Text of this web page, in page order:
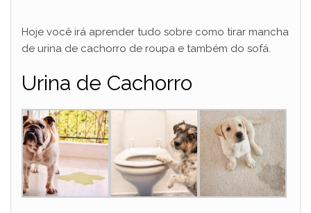
y
V
i
d
e
Hoje você irá aprender tudo sobre como tirar mancha
de urina de cachorro de roupa e também do sofá.
Urina de Cachorro